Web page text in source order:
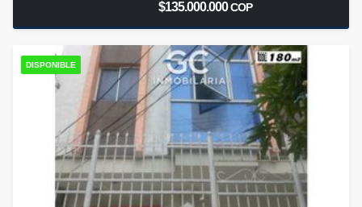
$135.000.000COP
DISPONIBLE